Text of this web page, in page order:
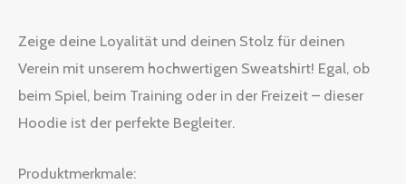
Zeige deine Loyalität und deinen Stolz für deinen
Verein mit unserem hochwertigen Sweatshirt! Egal, ob
beim Spiel, beim Training oder in der Freizeit – dieser
Hoodie ist der perfekte Begleiter.
Produktmerkmale: